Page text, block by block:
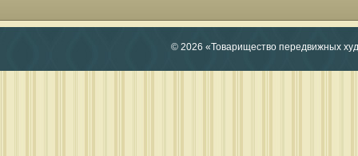
© 2026 «Товарищество передвижных